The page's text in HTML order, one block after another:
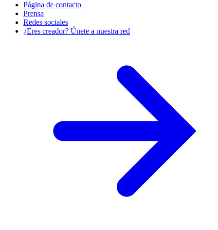
Página de contacto
Prensa
Redes sociales
¿Eres creador? Únete a nuestra red